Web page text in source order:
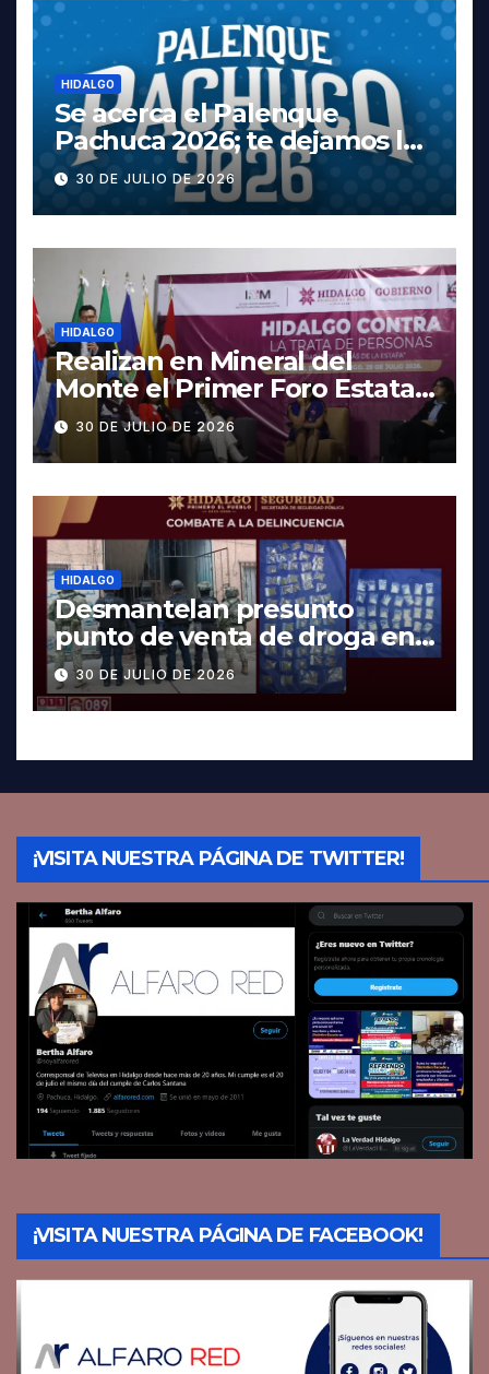
HIDALGO
Se acerca el Palenque
Pachuca 2026; te dejamos la
cartelera completa, las
fechas y los precios
30 DE JULIO DE 2026
HIDALGO
Realizan en Mineral del
Monte el Primer Foro Estatal
contra la Trata de Personas
30 DE JULIO DE 2026
HIDALGO
Desmantelan presunto
punto de venta de droga en
Pachuca; hay dos detenidos
30 DE JULIO DE 2026
¡VISITA NUESTRA PÁGINA DE TWITTER!
¡VISITA NUESTRA PÁGINA DE FACEBOOK!